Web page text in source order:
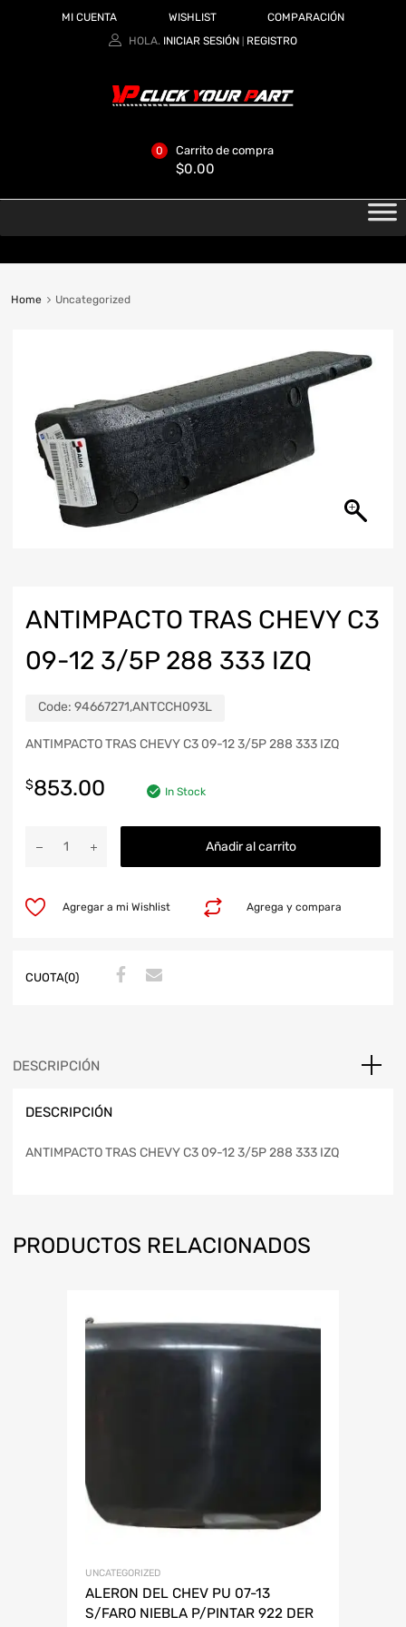
MI CUENTA WISHLIST
COMPARACIÓN
HOLA. INICIAR SESIÓN REGISTRO
Carrito de compra
$0.00
0
Home Uncategorized
ANTIMPACTO TRAS CHEVY C3
09-12 3/5P 288 333 IZQ
Code: 94667271,ANTCCH093L
ANTIMPACTO TRAS CHEVY C3 09-12 3/5P 288 333 IZQ
$853.00 In Stock
Añadir al carrito
Agrega y compara
Agregar a mi Wishlist
CUOTA(0)
DESCRIPCIÓN
DESCRIPCIÓN
ANTIMPACTO TRAS CHEVY C3 09-12 3/5P 288 333 IZQ
PRODUCTOS RELACIONADOS
UNCATEGORIZED
ALERON DEL CHEV PU 07-13
S/FARO NIEBLA P/PINTAR 922 DER